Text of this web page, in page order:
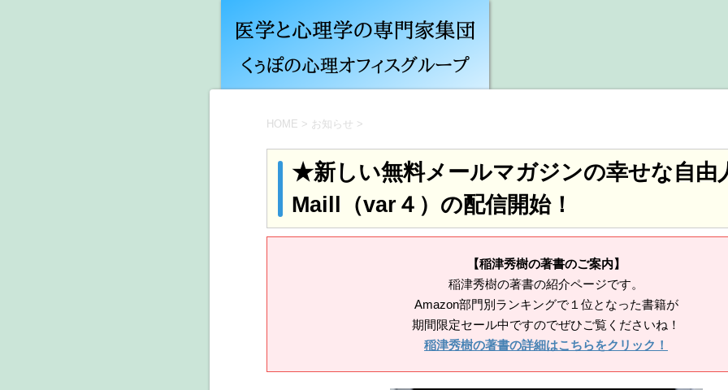
HOME > お知らせ >
★新しい無料メールマガジンの幸せな自由
Maill（var４）の配信開始！
【稲津秀樹の著書のご案内】
稲津秀樹の著書の紹介ページです。
Amazon部門別ランキングで１位となった書籍が
期間限定セール中ですのでぜひご覧くださいね！
稲津秀樹の著書の詳細はこちらをクリック！